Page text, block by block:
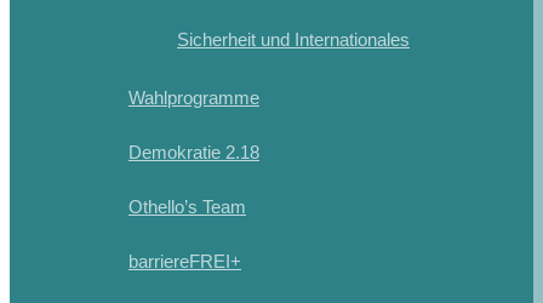
Sicherheit und Internationales
Wahlprogramme
Demokratie 2.18
Othello’s Team
barriereFREI+